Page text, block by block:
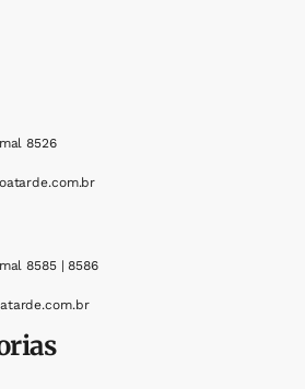
8526
8585 | 8586